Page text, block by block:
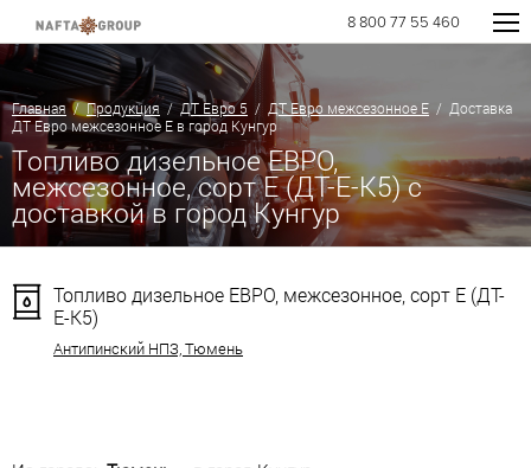
8 800 77 55 460
Главная/Продукция/ДТ Евро 5 / ДТ Евро межсезонное Е / Доставка
ДТ Евро межсезонное Е в город Кунгур
Топливо дизельное ЕВРО,
межсезонное, сорт Е (ДТ-Е-К5) с
доставкой в город Кунгур
Топливо дизельное ЕВРО, межсезонное, сорт Е (ДТ-
Е-К5)
Антипинский НПЗ, Тюмень